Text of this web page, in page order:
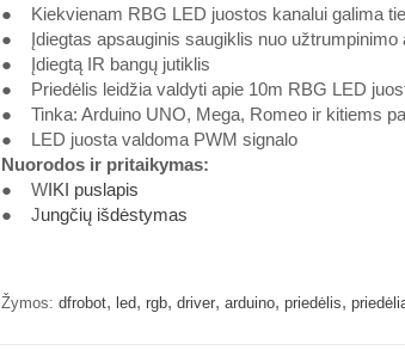
● Kiekvienam RBG LED juostos kanalui galima
● Įdiegtas apsauginis saugiklis nuo užtrumpinimo
● Įdiegtą IR bangų jutiklis
● Priedėlis leidžia valdyti apie 10m RBG LED
● Tinka: Arduino UNO, Mega, Romeo ir kitiems
● LED juosta valdoma PWM signalo
Nuorodos ir pritaikymas:
● WIKI puslapis
● Jungčių išdėstymas
Žymos: dfrobot, led, rgb, driver, arduino, priedėlis,